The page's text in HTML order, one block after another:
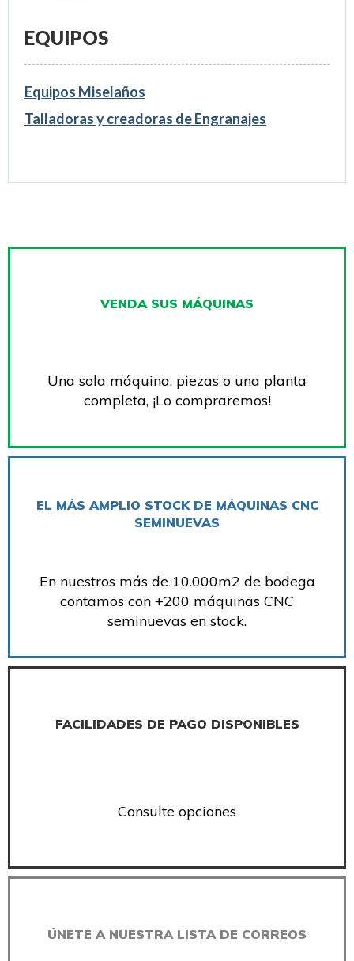
EQUIPOS
Equipos Miselaños
Talladoras y creadoras de Engranajes
VENDA SUS MÁQUINAS
Una sola máquina, piezas o una planta
completa, ¡Lo compraremos!
EL MÁS AMPLIO STOCK DE MÁQUINAS CNC
SEMINUEVAS
En nuestros más de 10.000m2 de bodega
contamos con +200 máquinas CNC
seminuevas en stock.
FACILIDADES DE PAGO DISPONIBLES
Consulte opciones
ÚNETE A NUESTRA LISTA DE CORREOS